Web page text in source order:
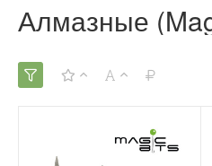
Алмазные